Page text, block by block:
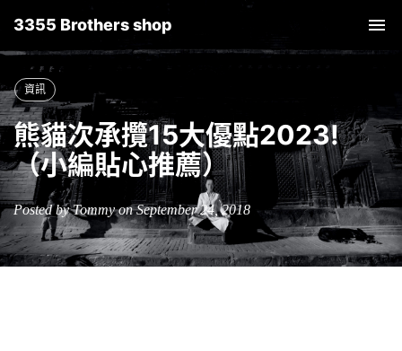
3355 Brothers shop
資訊
熊貓次承攬15大優點2023!
（小編貼心推薦）
Posted by Tommy on September 24, 2018